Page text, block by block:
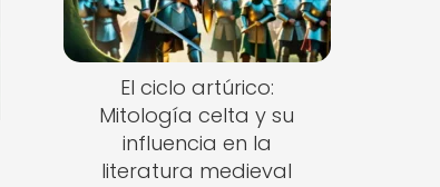
El ciclo artúrico:
Mitología celta y su
influencia en la
literatura medieval